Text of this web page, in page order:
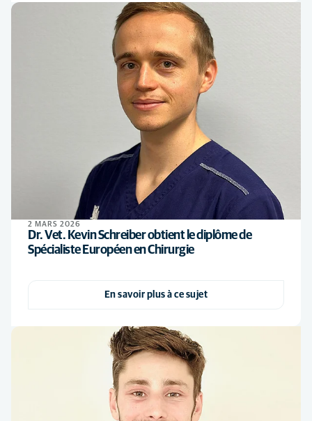
2 MARS 2026
Dr. Vet. Kevin Schreiber obtient le diplôme de
Spécialiste Européen en Chirurgie
En savoir plus à ce sujet